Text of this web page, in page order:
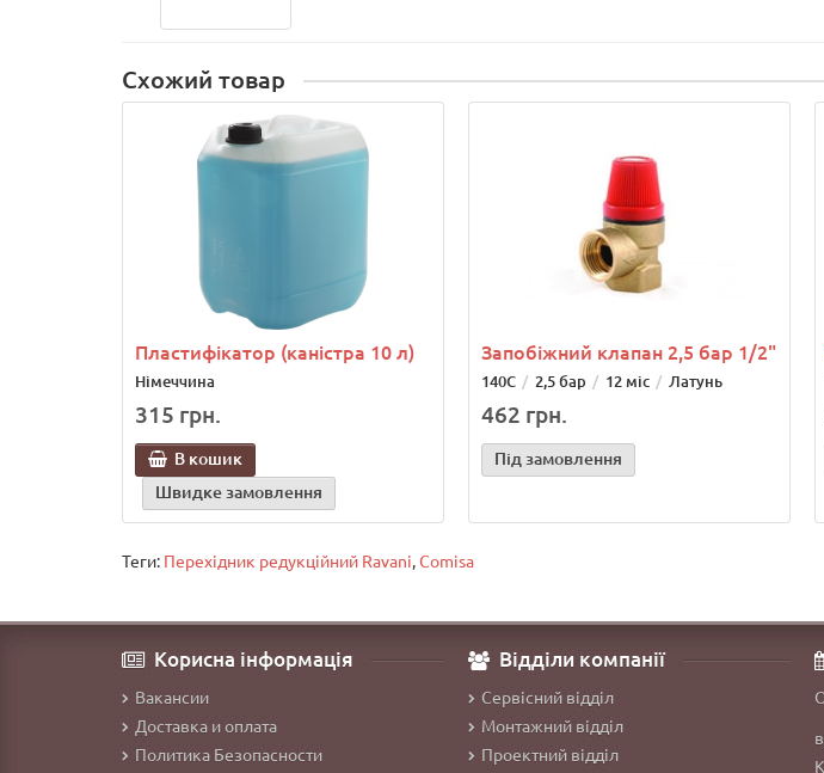
Схожий товар
Пластифікатор (каністра 10 л)
Німеччина
315 грн.
В кошик
Швидке замовлення
Запобіжний клапан 2,5 бар 1/2"
140С 2,5 бар 12 міс Латунь
462 грн.
Під замовлення
Теги: Перехідник редукційний Ravani,Comisa
Корисна інформація
Вакансии
Доставка и оплата
Политика Безопасности
Відділи компанії
Сервісний відділ
Монтажний відділ
Проектний відділ